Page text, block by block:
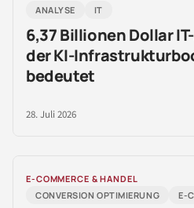
ANALYSE
IT
6,37 Billionen Dollar
der KI-
bedeutet
28. Juli 2026
E-COMMERCE & HANDEL
CONVERSION OPTIMIERUNG
E-